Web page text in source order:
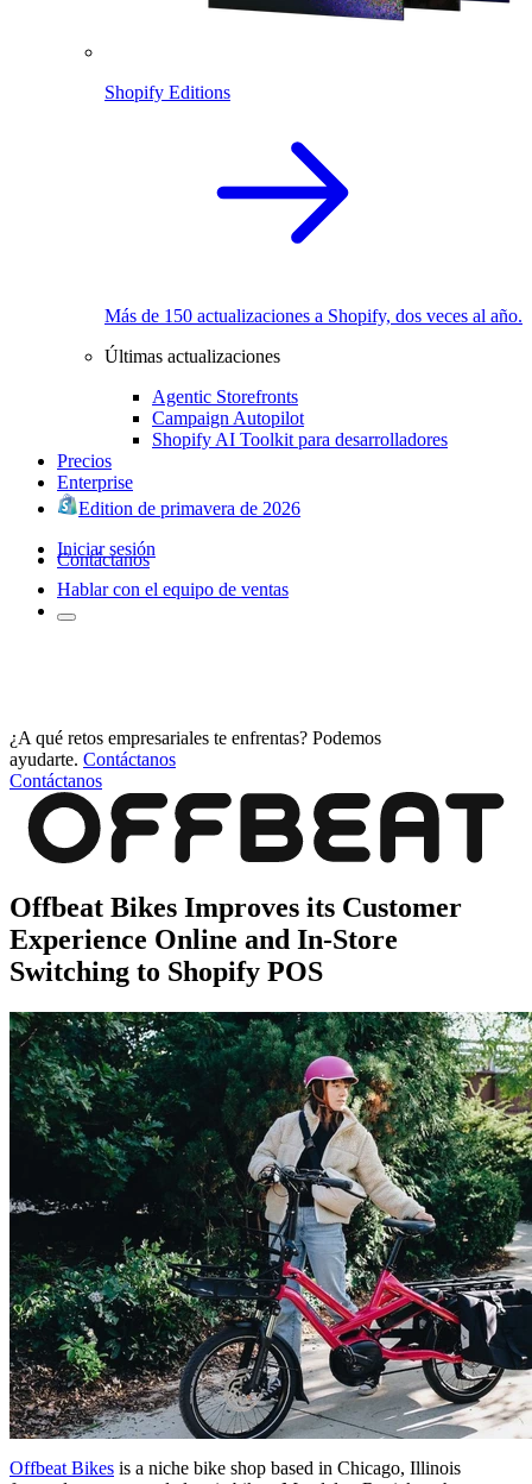
Shopify Editions
Más de 150 actualizaciones a Shopify, dos veces al año.
Últimas actualizaciones
Agentic Storefronts
Campaign Autopilot
Shopify AI Toolkit para desarrolladores
Precios
Enterprise
Edition de primavera de 2026
Iniciar sesión
Contáctanos
Hablar con el equipo de ventas
¿A qué retos empresariales te enfrentas? Podemos
ayudarte. Contáctanos
Contáctanos
Offbeat Bikes Improves its Customer
Experience Online and In-Store
Switching to Shopify POS
Offbeat Bikes is a niche bike shop based in Chicago, Illinois